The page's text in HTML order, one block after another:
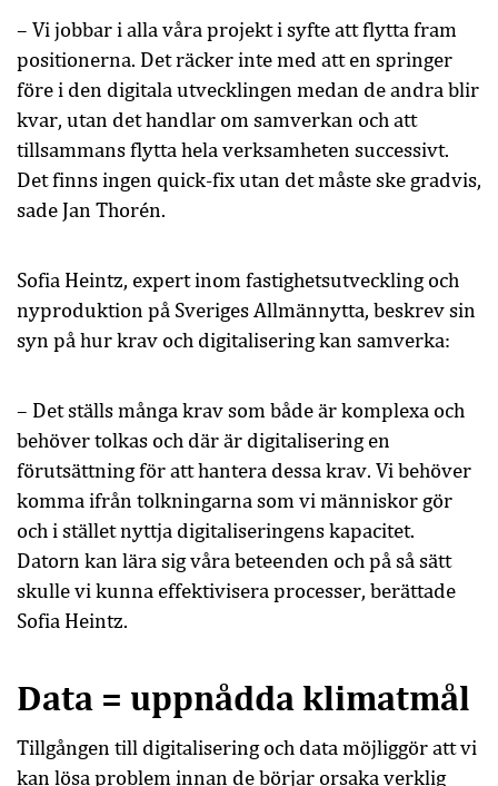
– Vi jobbar i alla våra projekt i syfte att flytta fram
positionerna. Det räcker inte med att en springer
före i den digitala utvecklingen medan de andra blir
kvar, utan det handlar om samverkan och att
tillsammans flytta hela verksamheten successivt.
Det finns ingen quick-fix utan det måste ske gradvis,
sade Jan Thorén.
Sofia Heintz, expert inom fastighetsutveckling och
nyproduktion på Sveriges Allmännytta, beskrev sin
syn på hur krav och digitalisering kan samverka:
– Det ställs många krav som både är komplexa och
behöver tolkas och där är digitalisering en
förutsättning för att hantera dessa krav. Vi behöver
komma ifrån tolkningarna som vi människor gör
och i stället nyttja digitaliseringens kapacitet.
Datorn kan lära sig våra beteenden och på så sätt
skulle vi kunna effektivisera processer, berättade
Sofia Heintz.
Data = uppnådda klimatmål
Tillgången till digitalisering och data möjliggör att vi
kan lösa problem innan de börjar orsaka verklig